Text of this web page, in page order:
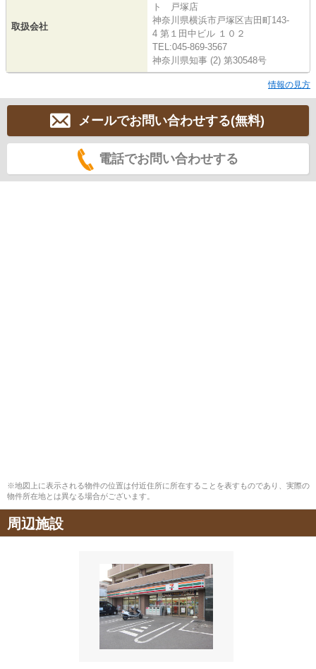
取扱会社
ト 戸塚店
神奈川県横浜市戸塚区吉田町143-
4 第１田中ビル １０２
TEL:045-869-3567
神奈川県知事 (2) 第30548号
情報の見方
メールでお問い合わせする(無料)
電話でお問い合わせする
※地図上に表示される物件の位置は付近住所に所在することを表すものであり、実際の
物件所在地とは異なる場合がございます。
周辺施設